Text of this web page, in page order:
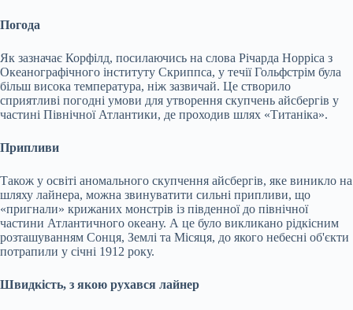
Погода
Як зазначає Корфілд, посилаючись на слова Річарда Норріса з
Океанографічного інституту Скриппса, у течії Гольфстрім була
більш висока температура, ніж зазвичай. Це створило
сприятливі погодні умови для утворення скупчень айсбергів у
частині Північної Атлантики, де проходив шлях «Титаніка».
Припливи
Також у освіті аномального скупчення айсбергів, яке виникло на
шляху лайнера, можна звинуватити сильні припливи, що
«пригнали» крижаних монстрів із південної до північної
частини Атлантичного океану. А це було викликано рідкісним
розташуванням Сонця, Землі та Місяця, до якого небесні об'єкти
потрапили у січні 1912 року.
Швидкість, з якою рухався лайнер